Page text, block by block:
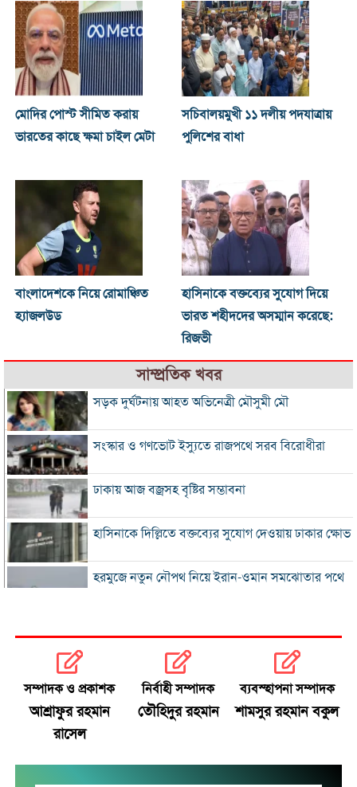
মোদির পোস্ট সীমিত করায়
ভারতের কাছে ক্ষমা চাইল মেটা
সচিবালয়মুখী ১১ দলীয় পদযাত্রায়
পুলিশের বাধা
বাংলাদেশকে নিয়ে রোমাঞ্চিত
হ্যাজলউড
হাসিনাকে বক্তব্যের সুযোগ দিয়ে
ভারত শহীদদের অসম্মান করেছে:
রিজভী
সাম্প্রতিক খবর
সড়ক দুর্ঘটনায় আহত অভিনেত্রী মৌসুমী মৌ
সংস্কার ও গণভোট ইস্যুতে রাজপথে সরব বিরোধীরা
ঢাকায় আজ বজ্রসহ বৃষ্টির সম্ভাবনা
হাসিনাকে দিল্লিতে বক্তব্যের সুযোগ দেওয়ায় ঢাকার ক্ষোভ
হরমুজে নতুন নৌপথ নিয়ে ইরান-ওমান সমঝোতার পথে
ভুল স্বীকার করে ক্ষমা চাইল ফিফা
স্বর্ণের ভরি বাড়ল প্রায় ১০ হাজার টাকা
সম্পাদক ও প্রকাশক
আশ্রাফুর রহমান
রাসেল
নির্বাহী সম্পাদক
তৌহিদুর রহমান
ব্যবস্হাপনা সম্পাদক
শামসুর রহমান বকুল